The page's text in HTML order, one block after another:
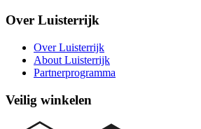
Over Luisterrijk
Over Luisterrijk
About Luisterrijk
Partnerprogramma
Veilig winkelen